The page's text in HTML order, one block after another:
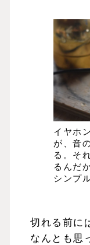
イヤホ
が、音
る。そ
るんだ
シンプル
切れる前に
なんとも思